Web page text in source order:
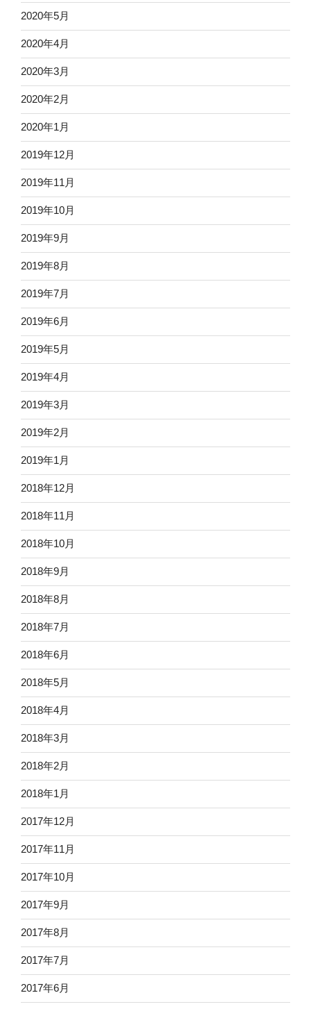
2020年5月
2020年4月
2020年3月
2020年2月
2020年1月
2019年12月
2019年11月
2019年10月
2019年9月
2019年8月
2019年7月
2019年6月
2019年5月
2019年4月
2019年3月
2019年2月
2019年1月
2018年12月
2018年11月
2018年10月
2018年9月
2018年8月
2018年7月
2018年6月
2018年5月
2018年4月
2018年3月
2018年2月
2018年1月
2017年12月
2017年11月
2017年10月
2017年9月
2017年8月
2017年7月
2017年6月